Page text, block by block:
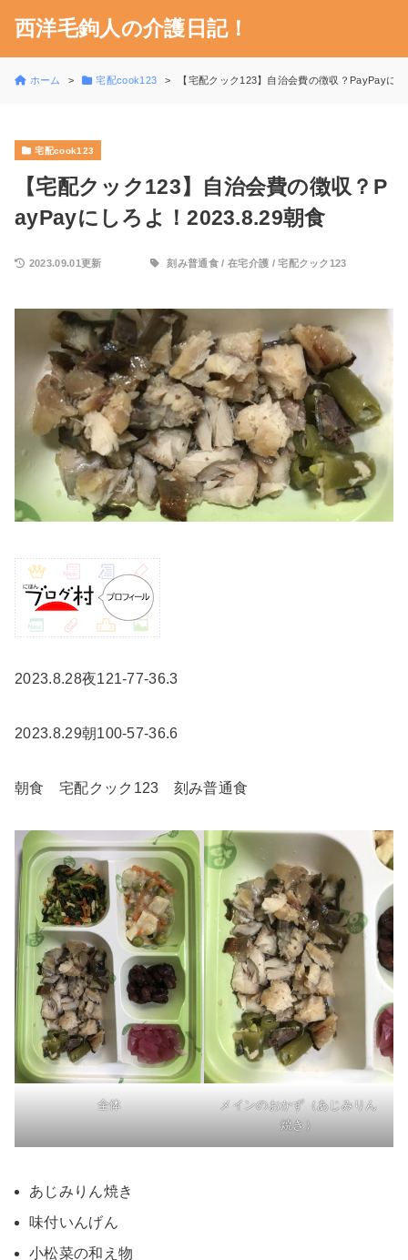
西洋毛鉤人の介護日記！
ホーム 宅配cook123 【宅配クック123】自治会費の徴収？PayPayに
宅配cook123
【宅配クック123】自治会費の徴収？P
ayPayにしろよ！2023.8.29朝食
2023.09.01更新 刻み普通食/ 在宅介護 /宅配クック123
2023.8.28夜121-77-36.3
2023.8.29朝100-57-36.6
朝食 宅配クック123 刻み普通食
全体
メインのおかず（あじみりん
焼き）
あじみりん焼き
味付いんげん
小松菜の和え物